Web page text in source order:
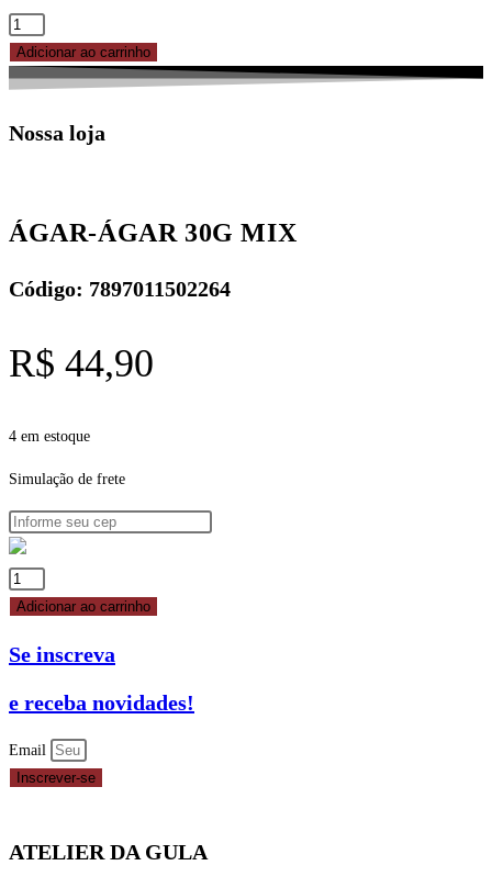
ÁGAR-
ÁGAR
30G
quantidade
Adicionar ao carrinho
Nossa loja
ÁGAR-ÁGAR 30G MIX
Código: 7897011502264
R$ 44,90
4 em estoque
Simulação de frete
ÁGAR-
ÁGAR
MIX
Adicionar ao carrinho
Se inscreva
e receba novidades!
Email
Inscrever-se
ATELIER DA GULA